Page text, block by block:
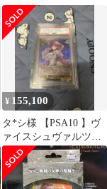
¥ 155,100
タ*シ様 【PSA10 】ヴ
ァイスシュヴァルツ
NIKKE SEC+ 失楽園
ド